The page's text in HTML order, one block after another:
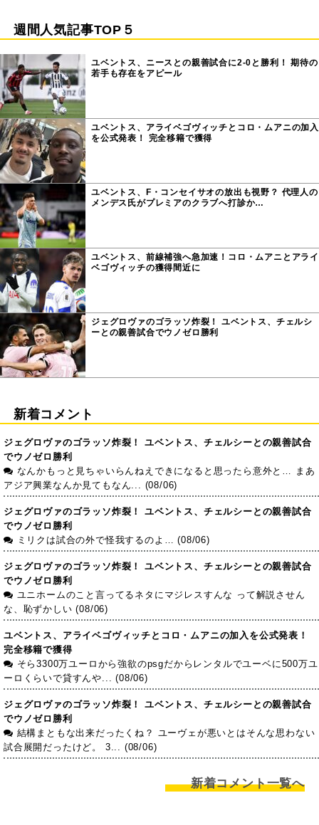
週間人気記事TOP５
ユベントス、ニースとの親善試合に2-0と勝利！ 期待の
若手も存在をアピール
ユベントス、アライベゴヴィッチとコロ・ムアニの加入
を公式発表！ 完全移籍で獲得
ユベントス、F・コンセイサオの放出も視野？ 代理人の
メンデス氏がプレミアのクラブへ打診か…
ユベントス、前線補強へ急加速！コロ・ムアニとアライ
ベゴヴィッチの獲得間近に
ジェグロヴァのゴラッソ炸裂！ ユベントス、チェルシ
ーとの親善試合でウノゼロ勝利
新着コメント
ジェグロヴァのゴラッソ炸裂！ ユベントス、チェルシーとの親善試合
でウノゼロ勝利
なんかもっと見ちゃいらんねえできになると思ったら意外と… まあ
アジア興業なんか見てもなん... (08/06)
ジェグロヴァのゴラッソ炸裂！ ユベントス、チェルシーとの親善試合
でウノゼロ勝利
ミリクは試合の外で怪我するのよ… (08/06)
ジェグロヴァのゴラッソ炸裂！ ユベントス、チェルシーとの親善試合
でウノゼロ勝利
ユニホームのこと言ってるネタにマジレスすんな って解説させん
な、恥ずかしい (08/06)
ユベントス、アライベゴヴィッチとコロ・ムアニの加入を公式発表！
完全移籍で獲得
そら3300万ユーロから強欲のpsgだからレンタルでユーベに500万ユ
ーロくらいで貸すんや... (08/06)
ジェグロヴァのゴラッソ炸裂！ ユベントス、チェルシーとの親善試合
でウノゼロ勝利
結構まともな出来だったくね？ ユーヴェが悪いとはそんな思わない
試合展開だったけど。 3... (08/06)
新着コメント一覧へ